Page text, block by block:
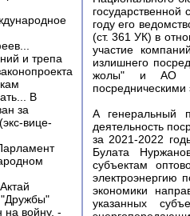
и трепа
В
за
вице-
"Дружбы"
на войну, -
году его
(ст. 361 УК) в
участие
излишнего
жолы" и АО
А генеральный
деятельность
за 2021-2022
Булата
субъектам
электроэнергию
экономики
указанных